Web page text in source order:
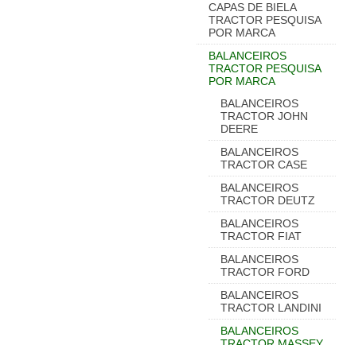
CAPAS DE BIELA
TRACTOR PESQUISA
POR MARCA
BALANCEIROS
TRACTOR PESQUISA
POR MARCA
BALANCEIROS
TRACTOR JOHN
DEERE
BALANCEIROS
TRACTOR CASE
BALANCEIROS
TRACTOR DEUTZ
BALANCEIROS
TRACTOR FIAT
BALANCEIROS
TRACTOR FORD
BALANCEIROS
TRACTOR LANDINI
BALANCEIROS